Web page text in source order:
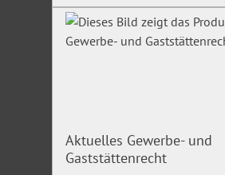
Aktuelles Gewerbe- und
Gaststättenrecht